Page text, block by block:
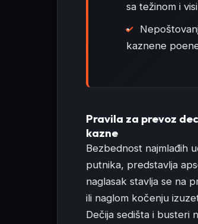
sa težinom i
kaznene
Pravila za prevoz
kazne
Bezbednost najmlađih
putnika, predstavlja
naglasak stavlja se na
ili naglom kočenju
Dečija sedišta i busteri